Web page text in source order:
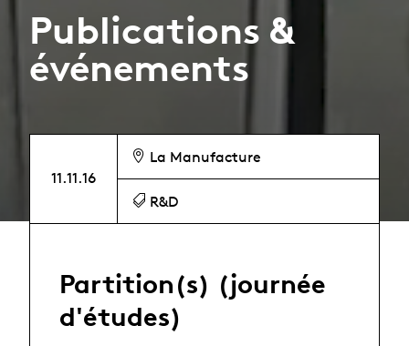
Publications &
événements
11.11.16
La Manufacture
R&D
Partition(s) (journée
d'études)